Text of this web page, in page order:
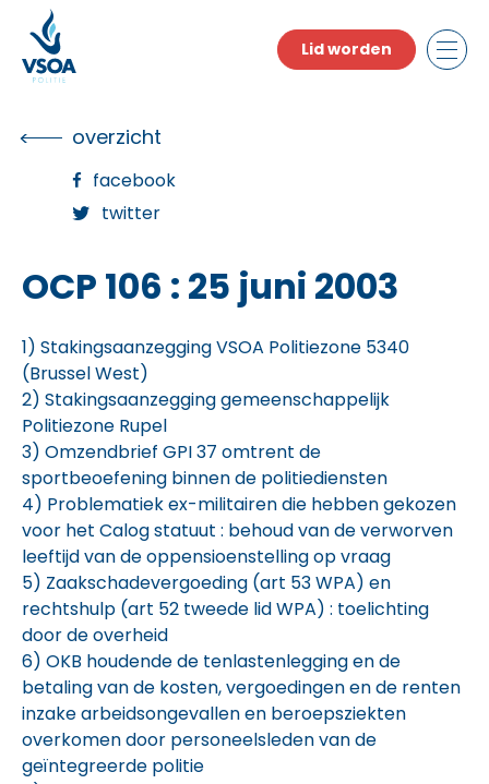
the
content
Lid worden
overzicht
facebook
twitter
OCP 106 : 25 juni 2003
1) Stakingsaanzegging VSOA Politiezone 5340
(Brussel West)
2) Stakingsaanzegging gemeenschappelijk
Politiezone Rupel
3) Omzendbrief GPI 37 omtrent de
sportbeoefening binnen de politiediensten
4) Problematiek ex-militairen die hebben gekozen
voor het Calog statuut : behoud van de verworven
leeftijd van de oppensioenstelling op vraag
5) Zaakschadevergoeding (art 53 WPA) en
rechtshulp (art 52 tweede lid WPA) : toelichting
door de overheid
6) OKB houdende de tenlastenlegging en de
betaling van de kosten, vergoedingen en de renten
inzake arbeidsongevallen en beroepsziekten
overkomen door personeelsleden van de
geïntegreerde politie